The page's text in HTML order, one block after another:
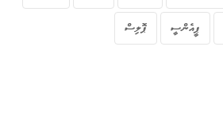
ޕީއެންސީ ޕޮލިސް